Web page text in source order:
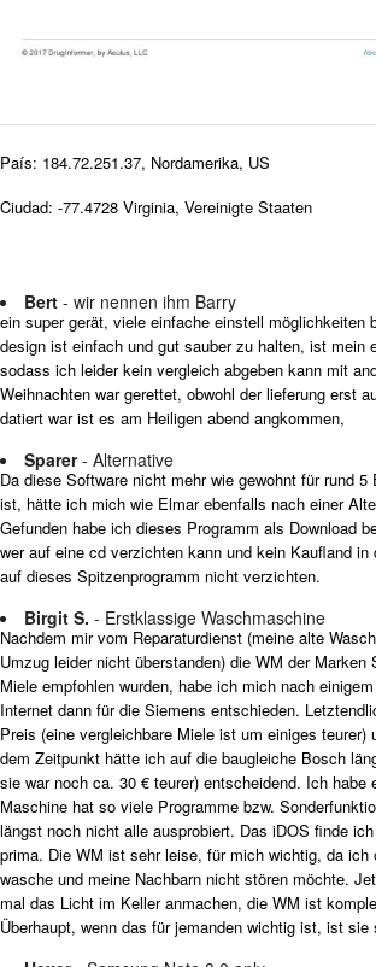
País: 184.72.251.37, Nordamerika, US
Ciudad: -77.4728 Virginia, Vereinigte Staaten
Bert - wir nennen ihm Barry
ein super gerät, viele einfache einstell möglichkeiten
design ist einfach und gut sauber zu halten, ist mein
sodass ich leider kein vergleich abgeben kann mit
Weihnachten war gerettet, obwohl der lieferung erst
datiert war ist es am Heiligen abend angkommen,
Sparer- Alternative
Da diese Software nicht mehr wie gewohnt für rund 5
ist, hätte ich mich wie Elmar ebenfalls nach einer
Gefunden habe ich dieses Programm als Download
wer auf eine cd verzichten kann und kein Kaufland in
auf dieses Spitzenprogramm nicht verzichten.
Birgit S. - Erstklassige Waschmaschine
Nachdem mir vom Reparaturdienst (meine alte
Umzug leider nicht überstanden) die WM der Marken
Miele empfohlen wurden, habe ich mich nach
Internet dann für die Siemens entschieden.
Preis (eine vergleichbare Miele ist um einiges teurer)
dem Zeitpunkt hätte ich auf die baugleiche Bosch
sie war noch ca. 30 € teurer) entscheidend. Ich habe
Maschine hat so viele Programme bzw.
längst noch nicht alle ausprobiert. Das iDOS finde
prima. Die WM ist sehr leise, für mich wichtig, da ich
wasche und meine Nachbarn nicht stören möchte.
mal das Licht im Keller anmachen, die WM ist
Überhaupt, wenn das für jemanden wichtig ist, ist